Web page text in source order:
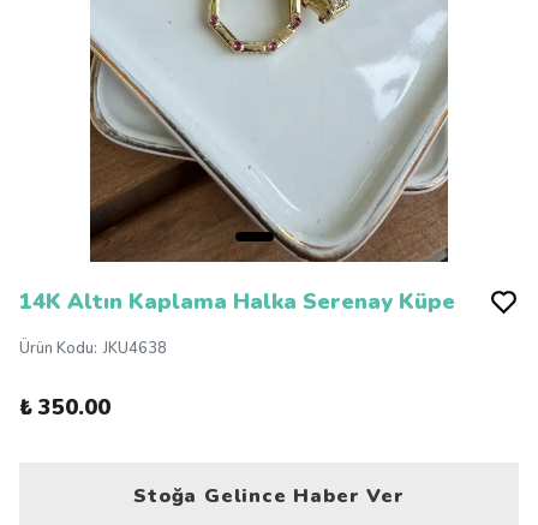
14K Altın Kaplama Halka Serenay Küpe
Ürün Kodu: JKU4638
₺ 350.00
Stoğa Gelince Haber Ver